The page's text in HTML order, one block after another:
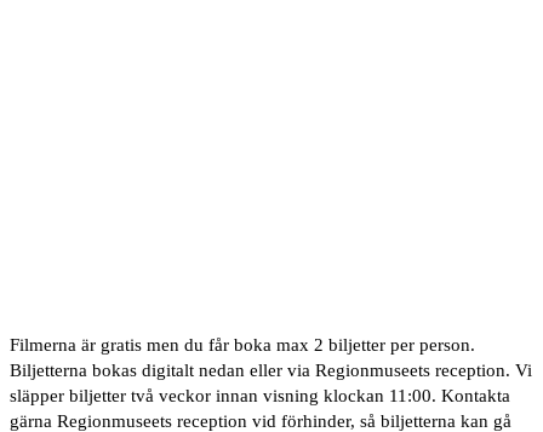
Filmerna är gratis men du får boka max 2 biljetter per person.
Biljetterna bokas digitalt nedan eller via Regionmuseets reception. Vi
släpper biljetter två veckor innan visning klockan 11:00. Kontakta
gärna Regionmuseets reception vid förhinder, så biljetterna kan gå